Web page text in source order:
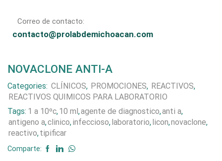
Correo de contacto:
contacto@prolabdemichoacan.com
NOVACLONE ANTI-A
Categories: CLÍNICOS, PROMOCIONES, REACTIVOS,
REACTIVOS QUIMICOS PARA LABORATORIO
Tags: 1 a 10ºc,10 ml,agente de diagnostico,anti a,
antigeno a,clinico,infeccioso,laboratorio,licon,novaclone,
reactivo,tipificar
Comparte: